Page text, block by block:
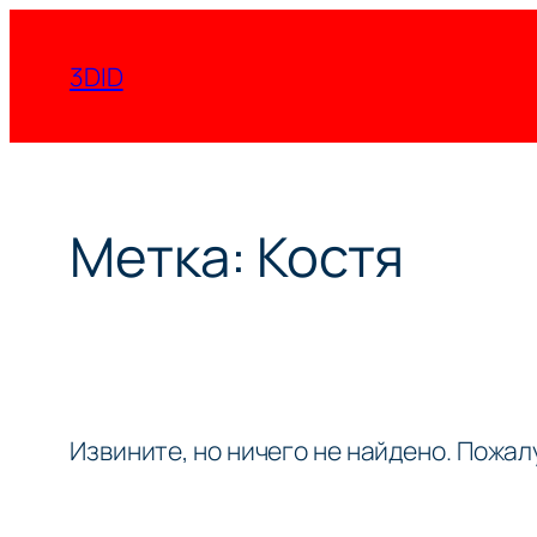
содержимому
3DID
Метка: Костя
Извините, но ничего не найдено.